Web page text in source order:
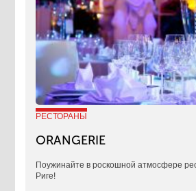
РЕСТОРАНЫ
ORANGERIE
Поужинайте в роскошной атмосфере
Риге!